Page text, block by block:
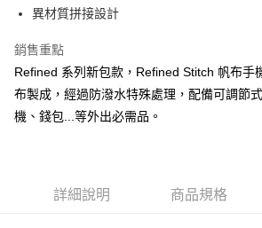
付款後萊爾富取貨
付款後7-11取貨
異材質拼接設計
銷售重點
Refined 系列新包款，Refined Stitch 帆布手
布製成，經過防潑水特殊處理，配備可調節
機、錢包...等外出必需品。
詳細說明 商品規格